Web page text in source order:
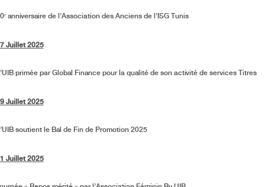
anniversaire de l’Association des Anciens de l’ISG Tunis
Juillet 2025
primée par Global Finance pour la qualité de son activité de services Titres
Juillet 2025
soutient le Bal de Fin de Promotion 2025
Juillet 2025